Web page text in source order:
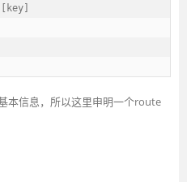
本信息，所以这里申明一个route